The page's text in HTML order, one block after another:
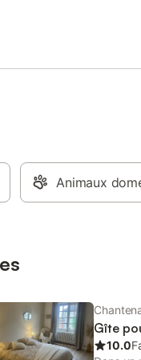
Nous laissons à
un accès direct vers le
sur celui-ci. Le
est partiellement clos.
Animaux
Gîte
10.0